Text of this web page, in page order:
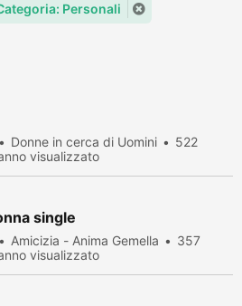
Personali
Donne in cerca di Uomini
522
visualizzato
single
Amicizia - Anima Gemella
357
visualizzato